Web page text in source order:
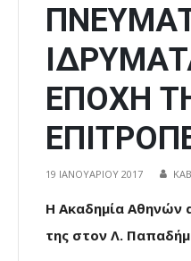
ΕΠΟΧΗ
19 ΙΑΝΟΥΑΡΊΟΥ 2017
Η Ακαδημία Αθηνών
της στον Λ.